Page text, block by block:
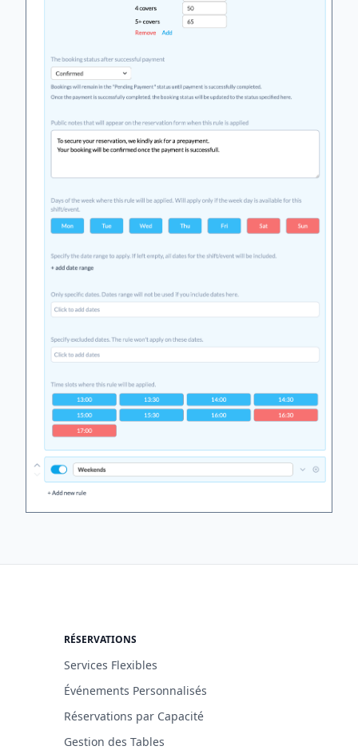
RÉSERVATIONS
Services Flexibles
Événements Personnalisés
Réservations par Capacité
Gestion des Tables